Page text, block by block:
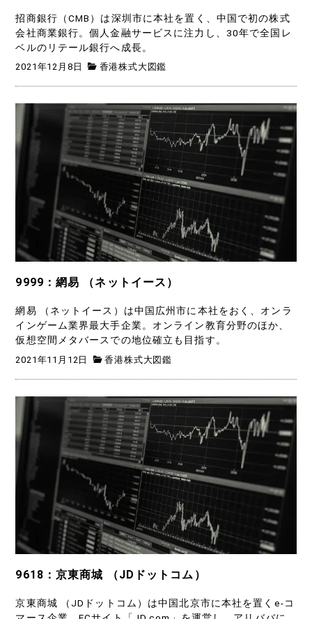
招商銀行（CMB）は深圳市に本社を置く、中国で初の株式
会社商業銀行。個人金融サービスに注力し、30年で全国レ
ベルのリテール銀行へ成長。
2021年12月8日 香港株式大図鑑
9999：網易 （ネットイース）
網易 （ネットイース）は中国広州市に本社をおく、オンラ
インゲーム業界最大手企業。オンライン教育分野のほか、
仮想空間メタバースでの地位確立も目指す。
2021年11月12日 香港株式大図鑑
9618：京東商城 （JDドットコム）
京東商城 （JDドットコム）は中国北京市に本社を置くe-コ